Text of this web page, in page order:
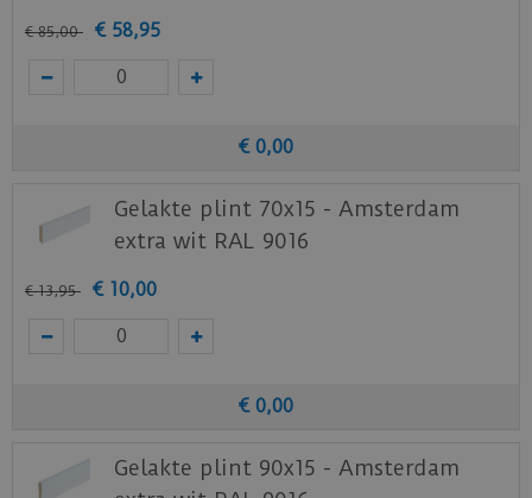
€ 85,00 € 58,95
€ 0,00
Gelakte plint 70x15 - Amsterdam
extra wit RAL 9016
€ 13,95 € 10,00
€ 0,00
Gelakte plint 90x15 - Amsterdam